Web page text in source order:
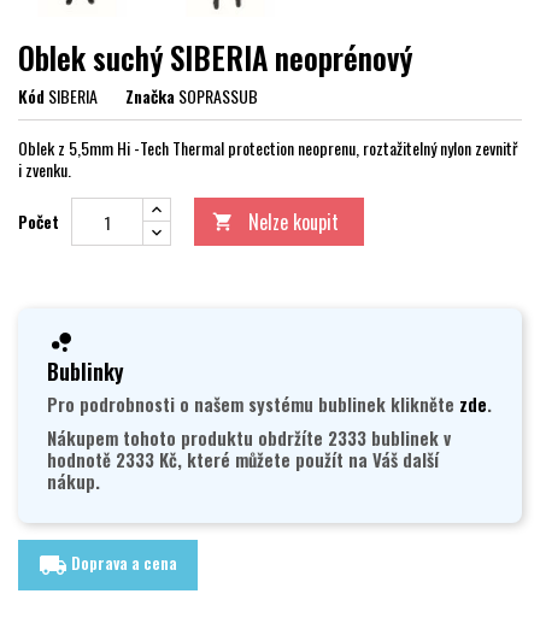
Oblek suchý SIBERIA neoprénový
KódSIBERIA ZnačkaSOPRASSUB
Oblek z 5,5mm Hi -Tech Thermal protection neoprenu, roztažitelný nylon zevnitř
i zvenku.
Počet  Nelze koupit
Bublinky
Pro podrobnosti o našem systému bublinek klikněte zde.
Nákupem tohoto produktu obdržíte 2333 bublinek v
hodnotě 2333 Kč, které můžete použít na Váš další
nákup.
local_shipping Doprava a cena